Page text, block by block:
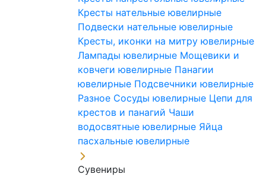
Кресты нательные ювелирные
Подвески нательные ювелирные
Кресты, иконки на митру ювелирные
Лампады ювелирные Мощевики и
ковчеги ювелирные Панагии
ювелирные Подсвечники ювелирные
Разное Сосуды ювелирные Цепи для
крестов и панагий Чаши
водосвятные ювелирные Яйца
пасхальные ювелирные
Сувениры